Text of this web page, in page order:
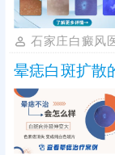
石家庄白癜风
晕痣白斑扩散